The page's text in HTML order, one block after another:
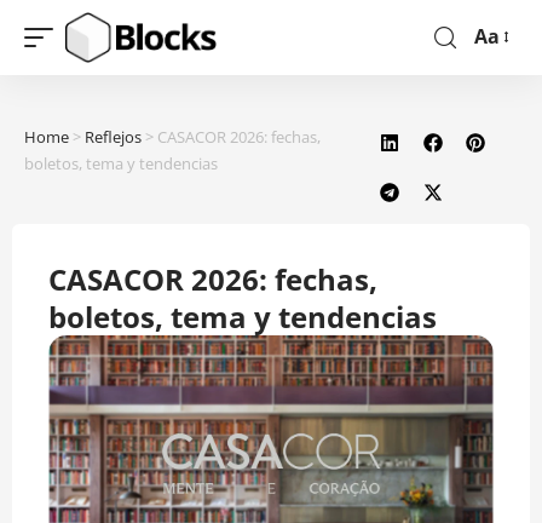
Aa
Home > Reflejos > CASACOR 2026: fechas,
boletos, tema y tendencias
CASACOR 2026: fechas,
boletos, tema y tendencias